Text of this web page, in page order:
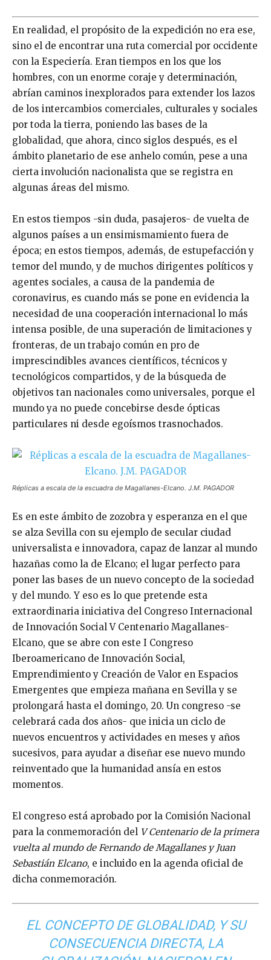
En realidad, el propósito de la expedición no era ese,
sino el de encontrar una ruta comercial por occidente
con la Especiería. Eran tiempos en los que los
hombres, con un enorme coraje y determinación,
abrían caminos inexplorados para extender los lazos
de los intercambios comerciales, culturales y sociales
por toda la tierra, poniendo las bases de la
globalidad, que ahora, cinco siglos después, es el
ámbito planetario de ese anhelo común, pese a una
cierta involución nacionalista que se registra en
algunas áreas del mismo.
En estos tiempos -sin duda, pasajeros- de vuelta de
algunos países a un ensimismamiento fuera de
época; en estos tiempos, además, de estupefacción y
temor del mundo, y de muchos dirigentes políticos y
agentes sociales, a causa de la pandemia de
coronavirus, es cuando más se pone en evidencia la
necesidad de una cooperación internacional lo más
intensa posible, de una superación de limitaciones y
fronteras, de un trabajo común en pro de
imprescindibles avances científicos, técnicos y
tecnológicos compartidos, y de la búsqueda de
objetivos tan nacionales como universales, porque el
mundo ya no puede concebirse desde ópticas
particulares ni desde egoísmos trasnochados.
Réplicas a escala de la escuadra de Magallanes-Elcano. J.M. PAGADOR
Es en este ámbito de zozobra y esperanza en el que
se alza Sevilla con su ejemplo de secular ciudad
universalista e innovadora, capaz de lanzar al mundo
hazañas como la de Elcano; el lugar perfecto para
poner las bases de un nuevo concepto de la sociedad
y del mundo. Y eso es lo que pretende esta
extraordinaria iniciativa del Congreso Internacional
de Innovación Social V Centenario Magallanes-
Elcano, que se abre con este I Congreso
Iberoamericano de Innovación Social,
Emprendimiento y Creación de Valor en Espacios
Emergentes que empieza mañana en Sevilla y se
prolongará hasta el domingo, 20. Un congreso -se
celebrará cada dos años- que inicia un ciclo de
nuevos encuentros y actividades en meses y años
sucesivos, para ayudar a diseñar ese nuevo mundo
reinventado que la humanidad ansía en estos
momentos.
El congreso está aprobado por la Comisión Nacional
para la conmemoración del V Centenario de la primera
vuelta al mundo de Fernando de Magallanes y Juan
Sebastián Elcano, e incluido en la agenda oficial de
dicha conmemoración.
EL CONCEPTO DE GLOBALIDAD, Y SU
CONSECUENCIA DIRECTA, LA